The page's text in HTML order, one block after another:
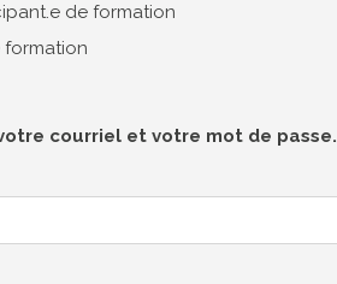
de formation
formation
courriel et votre mot de passe.